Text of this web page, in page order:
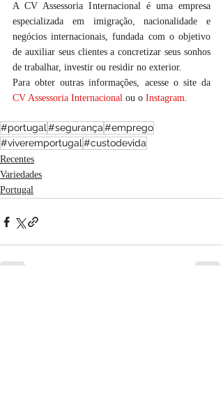
A CV Assessoria Internacional é uma empresa
especializada em imigração, nacionalidade e
negócios internacionais, fundada com o objetivo
de auxiliar seus clientes a concretizar seus sonhos
de trabalhar, investir ou residir no exterior.
CV Assessoria Internacional ou o Instagram.
#portugal#segurança#emprego
#viveremportugal#custodevida
Recentes
Variedades
Portugal